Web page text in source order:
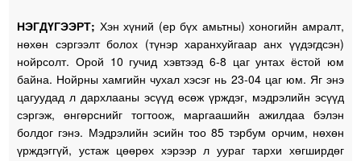
НЭГДҮГЭЭРТ; Хэн хүний (ер бүх амьтны) хоногийн амралт,
нөхөн сэргээлт болох (түнэр харанхуйгаар анх үүдэгдсэн)
нойрсолт. Орой 10 гучид хэвтээд 6-8 цаг унтах ёстой юм
байна. Нойрны хамгийн чухал хэсэг нь 23-04 цаг юм. Яг энэ
цагуудад л дархлааны эсүүд өсөж үрждэг, мэдрэлийн эсүүд
сэргэж, өнгөрснийг тогтоож, маргаашийн ажилдаа бэлэн
болдог гэнэ. Мэдрэлийн эсийн тоо 85 тэрбум орчим, нөхөн
үрждэггүй, устаж цөөрөх хэрээр л уураг тархи хөгширдөг